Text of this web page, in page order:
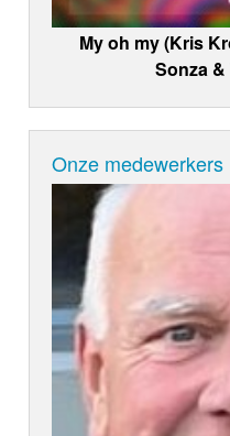
My oh my (Kris
Sonza
Onze medewerkers